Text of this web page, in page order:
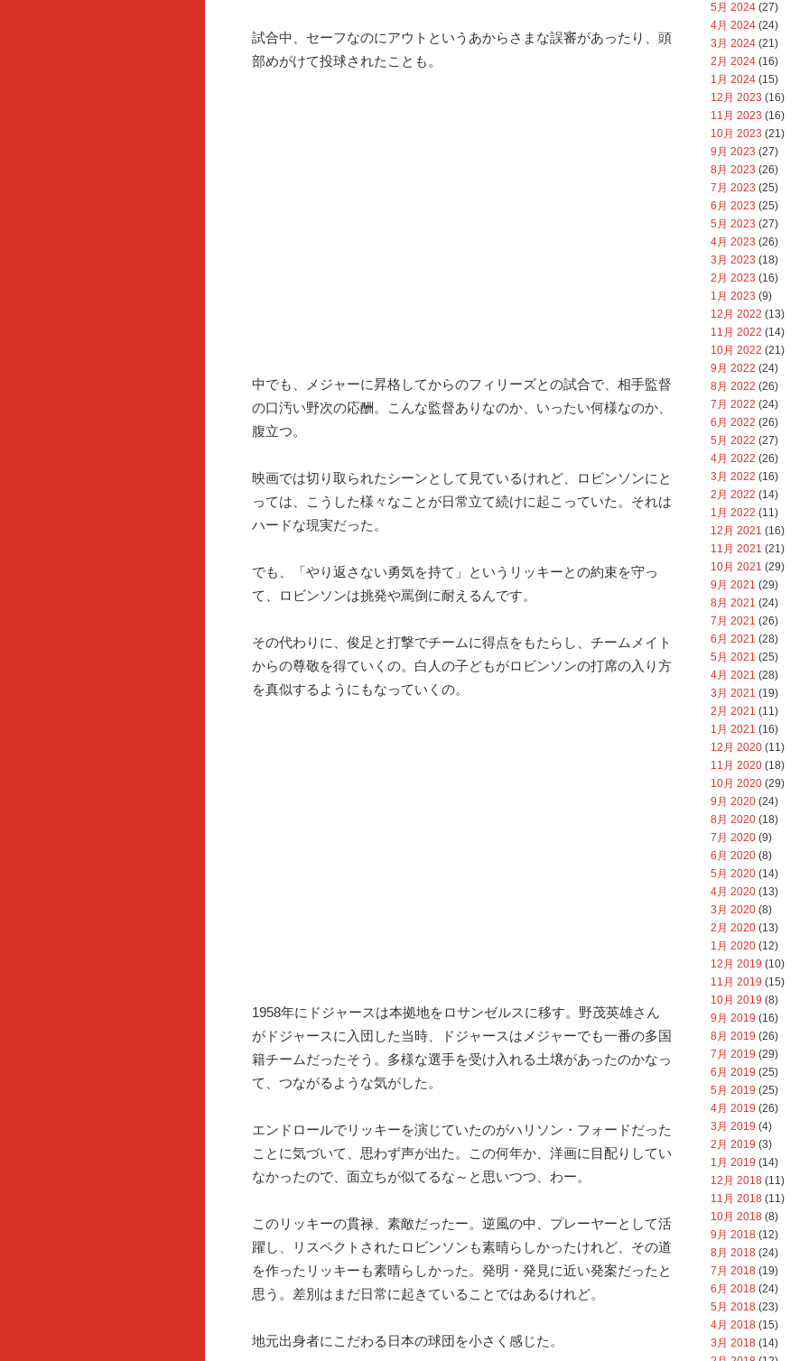
試合中、セーフなのにアウトというあからさまな誤審があったり、頭
部めがけて投球されたことも。
中でも、メジャーに昇格してからのフィリーズとの試合で、相手監督
の口汚い野次の応酬。こんな監督ありなのか、いったい何様なのか、
腹立つ。
映画では切り取られたシーンとして見ているけれど、ロビンソンにと
っては、こうした様々なことが日常立て続けに起こっていた。それは
ハードな現実だった。
でも、「やり返さない勇気を持て」というリッキーとの約束を守っ
て、ロビンソンは挑発や罵倒に耐えるんです。
その代わりに、俊足と打撃でチームに得点をもたらし、チームメイト
からの尊敬を得ていくの。白人の子どもがロビンソンの打席の入り方
を真似するようにもなっていくの。
1958年にドジャースは本拠地をロサンゼルスに移す。野茂英雄さん
がドジャースに入団した当時、ドジャースはメジャーでも一番の多国
籍チームだったそう。多様な選手を受け入れる土壌があったのかなっ
て、つながるような気がした。
エンドロールでリッキーを演じていたのがハリソン・フォードだった
ことに気づいて、思わず声が出た。この何年か、洋画に目配りしてい
なかったので、面立ちが似てるな～と思いつつ、わー。
このリッキーの貫禄、素敵だったー。逆風の中、プレーヤーとして活
躍し、リスペクトされたロビンソンも素晴らしかったけれど、その道
を作ったリッキーも素晴らしかった。発明・発見に近い発案だったと
思う。差別はまだ日常に起きていることではあるけれど。
地元出身者にこだわる日本の球団を小さく感じた。
5月 2024 (27)
4月 2024 (24)
3月 2024 (21)
2月 2024 (16)
1月 2024 (15)
12月 2023 (16)
11月 2023 (16)
10月 2023 (21)
9月 2023 (27)
8月 2023 (26)
7月 2023 (25)
6月 2023 (25)
5月 2023 (27)
4月 2023 (26)
3月 2023 (18)
2月 2023 (16)
1月 2023 (9)
12月 2022 (13)
11月 2022 (14)
10月 2022 (21)
9月 2022 (24)
8月 2022 (26)
7月 2022 (24)
6月 2022 (26)
5月 2022 (27)
4月 2022 (26)
3月 2022 (16)
2月 2022 (14)
1月 2022 (11)
12月 2021 (16)
11月 2021 (21)
10月 2021 (29)
9月 2021 (29)
8月 2021 (24)
7月 2021 (26)
6月 2021 (28)
5月 2021 (25)
4月 2021 (28)
3月 2021 (19)
2月 2021 (11)
1月 2021 (16)
12月 2020 (11)
11月 2020 (18)
10月 2020 (29)
9月 2020 (24)
8月 2020 (18)
7月 2020 (9)
6月 2020 (8)
5月 2020 (14)
4月 2020 (13)
3月 2020 (8)
2月 2020 (13)
1月 2020 (12)
12月 2019 (10)
11月 2019 (15)
10月 2019 (8)
9月 2019 (16)
8月 2019 (26)
7月 2019 (29)
6月 2019 (25)
5月 2019 (25)
4月 2019 (26)
3月 2019 (4)
2月 2019 (3)
1月 2019 (14)
12月 2018 (11)
11月 2018 (11)
10月 2018 (8)
9月 2018 (12)
8月 2018 (24)
7月 2018 (19)
6月 2018 (24)
5月 2018 (23)
4月 2018 (15)
3月 2018 (14)